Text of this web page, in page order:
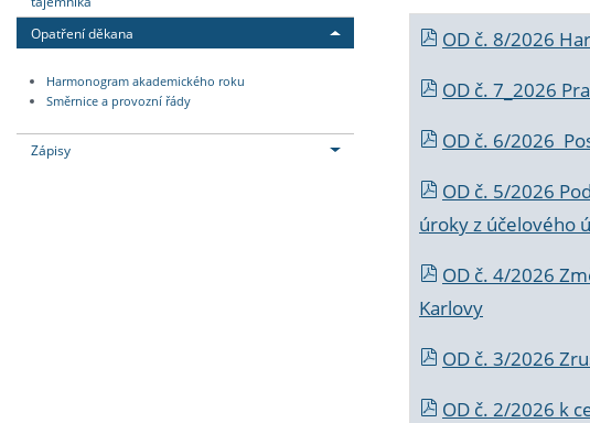
Opatření děkana
Harmonogram akademického roku
Směrnice a provozní řády
Zápisy
OD č. 8/2026
OD č. 7_2026
OD č. 6/2026
OD č. 5/2026
úroky z účelového
OD č. 4/2026
Karlovy
OD č. 3/2026
OD č. 2/2026 k